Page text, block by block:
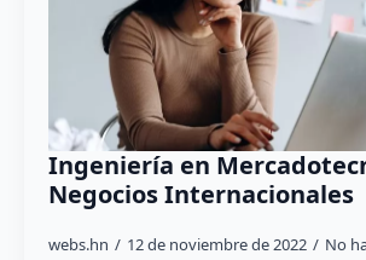
Ingeniería en
Negocios Internacionales
webs.hn 12 de noviembre de 2022 No